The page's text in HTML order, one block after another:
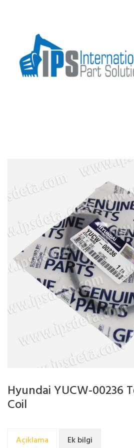
Hyundai YUCW-00236
Coil
Açıklama Ek bilgi